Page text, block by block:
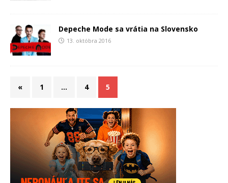
Depeche Mode sa vrátia na Slovensko
13. októbra 2016
« 1 … 4 5